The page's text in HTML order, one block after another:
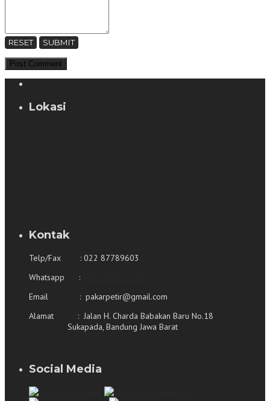
RESET SUBMIT
Lokasi
Kontak
Telp/Fax : 022 87789603
Whatsapp :
Email : pakarpetir@gmail.com
Alamat : Jalan H. Charda Babakan Baru No.18
Sukapada, Bandung Jawa Barat
Social Media